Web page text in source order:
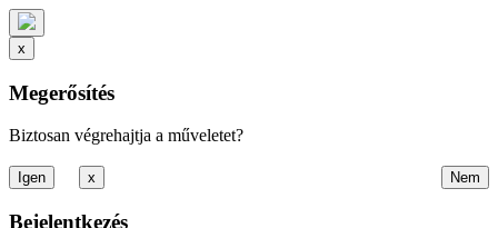
x
Megerősítés
Biztosan végrehajtja a műveletet?
x
Bejelentkezés